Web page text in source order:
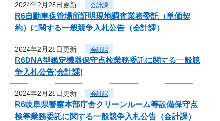
2024年2月28日更新 会計課
R6自動車保管場所証明現地調査業務委託（単価契
約）に関する一般競争入札公告（会計課）
2024年2月28日更新 会計課
R6DNA型鑑定機器保守点検業務委託に関する一般競
争入札公告(会計課)
2024年2月28日更新 会計課
R6岐阜県警察本部庁舎クリーンルーム等設備保守点
検等業務委託に関する一般競争入札公告（会計課）